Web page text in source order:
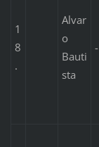
1
8
.
Alvar
o
Bauti
sta
-